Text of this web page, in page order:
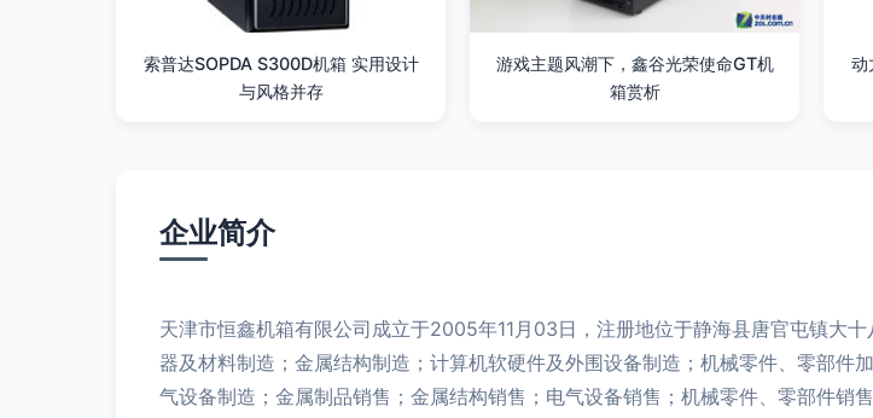
索普达SOPDA S300D机箱 实用设计
与风格并存
游戏主题风潮下，鑫谷光荣使命GT机
箱赏析
动
企业简介
天津市恒鑫机箱有限公司成立于2005年11月03日，注册地位于静海县唐官屯镇大
器及材料制造；金属结构制造；计算机软硬件及外围设备制造；机械零件、零部
气设备制造；金属制品销售；金属结构销售；电气设备销售；机械零件、零部件